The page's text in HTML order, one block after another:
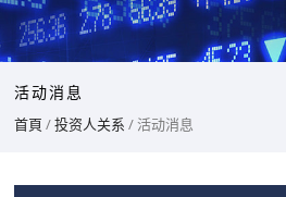
活动消息
首頁 /投资人关系 / 活动消息